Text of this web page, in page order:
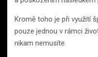
Kromě toho je při využití
pouze jednou v rámci
nikam nemusíte.